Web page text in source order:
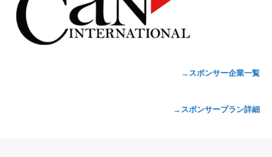
→スポンサー企業一覧
→スポンサープラン詳細